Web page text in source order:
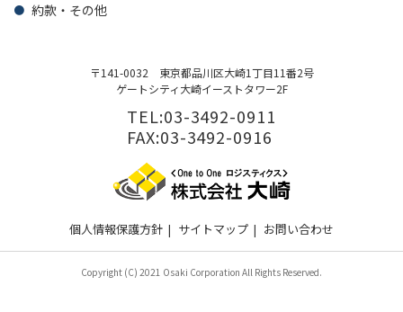
〒141-0032 東京都品川区大崎1丁目11番2号
ゲートシティ大崎イーストタワー2F
TEL:03-3492-0911
FAX:03-3492-0916
約款・その他
Copyright (C) 2021 Osaki Corporation All Rights Reserved.
個人情報保護方針 | サイトマップ | お問い合わせ